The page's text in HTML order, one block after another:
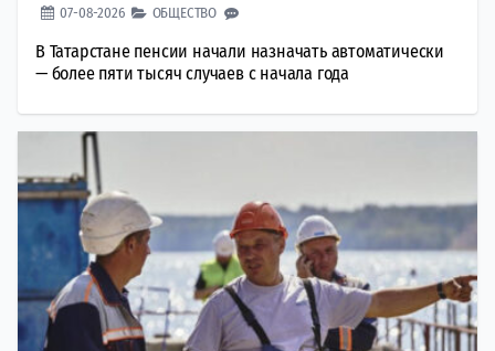
07-08-2026 ОБЩЕСТВО
В Татарстане пенсии начали назначать автоматически
— более пяти тысяч случаев с начала года